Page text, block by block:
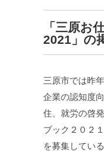
「三原お
2021」の
三原市では昨
企業の認知度
住、就労の啓
ブック２０２
を募集してい